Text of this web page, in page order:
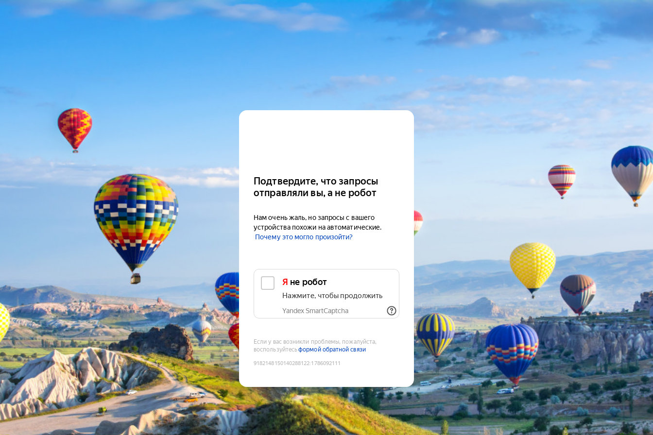
Подтвердите, что запросы
отправляли вы, а не робот
Нам очень жаль, но запросы с вашего
устройства похожи на автоматические.
Почему это могло произойти?
Я не робот
Нажмите, чтобы продолжить
Yandex SmartCaptcha
Если у вас возникли проблемы, пожалуйста,
воспользуйтесьформой обратной связи
9182148150140288122:1786092111